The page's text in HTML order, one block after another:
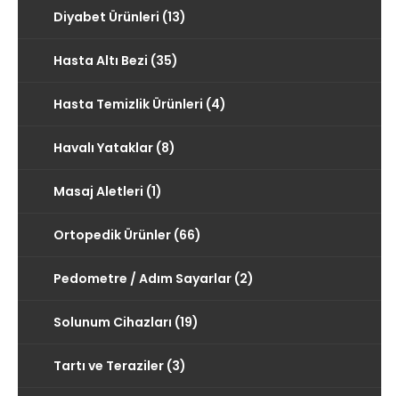
Diyabet Ürünleri (13)
Hasta Altı Bezi (35)
Hasta Temizlik Ürünleri (4)
Havalı Yataklar (8)
Masaj Aletleri (1)
Ortopedik Ürünler (66)
Pedometre / Adım Sayarlar (2)
Solunum Cihazları (19)
Tartı ve Teraziler (3)